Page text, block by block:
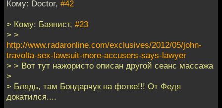
Кому: Doctor, #42
> Кому: Баянист, #23
> >
http://www.radaronline.com/exclusives/2012/05/john-
travolta-sex-lawsuit-more-accusers-says-lawyer
> > Вот тут нажористо описан другой сеанс массажа
>
> Блядь, там Бондарчук на фотке!!! От Федя
докатился....